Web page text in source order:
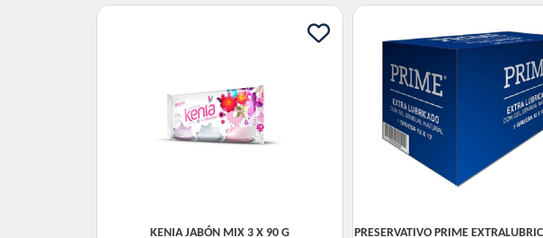
KENIA JABÓN MIX 3 X 90 G
PRESERVATIVO PRIME